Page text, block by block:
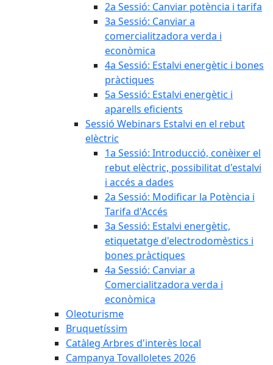
2a Sessió: Canviar potència i tarifa
3a Sessió: Canviar a
comercialitzadora verda i
econòmica
4a Sessió: Estalvi energètic i bones
pràctiques
5a Sessió: Estalvi energètic i
aparells eficients
Sessió Webinars Estalvi en el rebut
elèctric
1a Sessió: Introducció, conèixer el
rebut elèctric, possibilitat d'estalvi
i accés a dades
2a Sessió: Modificar la Potència i
Tarifa d'Accés
3a Sessió: Estalvi energètic,
etiquetatge d'electrodomèstics i
bones pràctiques
4a Sessió: Canviar a
Comercialitzadora verda i
econòmica
Oleoturisme
Bruquetíssim
Catàleg Arbres d'interès local
Campanya Tovalloletes 2026